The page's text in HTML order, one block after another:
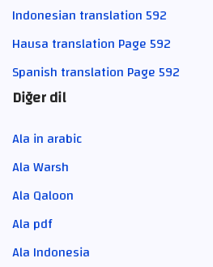
Indonesian translation 592
Hausa translation Page 592
Spanish translation Page 592
Diğer dil
Ala in arabic
Ala Warsh
Ala Qaloon
Ala pdf
Ala Indonesia